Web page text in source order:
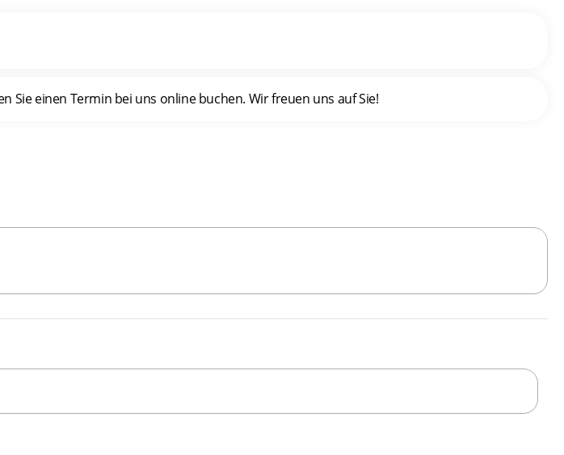
einen Termin bei uns online buchen. Wir freuen uns auf Sie!